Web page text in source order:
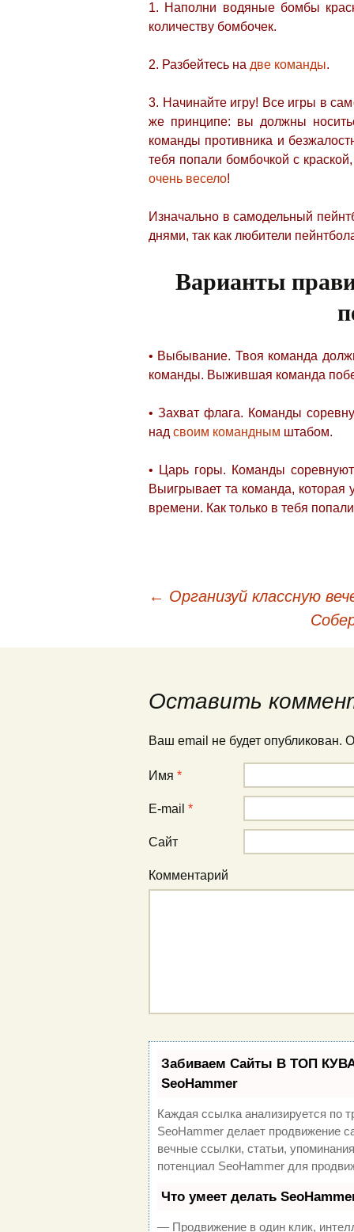
1. Наполни водяные бомбы
количеству бомбочек.
2. Разбейтесь на две команды.
3. Начинайте игру! Все игры в
же принципе: вы должны
команды противника и
тебя попали бомбочкой с
очень весело!
Изначально в самодельный
днями, так как любители
Варианты
• Выбывание. Твоя команда
команды. Выжившая команда
• Захват флага. Команды
над своим командным штабом.
• Царь горы. Команды
Выигрывает та команда, которая
времени. Как только в тебя
Навигация по
← Организуй классную
Оставить
Ваш email не будет опубликован.
Имя *
E-mail *
Сайт
Комментарий
Забиваем Сайты В ТОП
SeoHammer
Каждая ссылка анализируется по
SeoHammer делает продвижение
вечные ссылки, статьи,
потенциал SeoHammer для
Что умеет делать
— Продвижение в один клик,